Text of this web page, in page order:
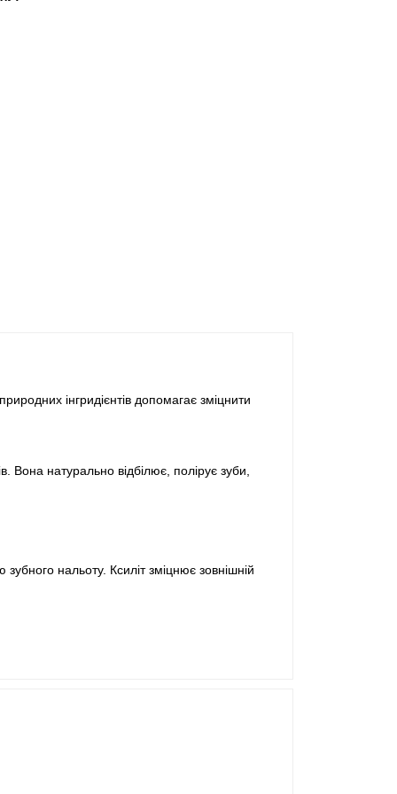
інгридієнтів допомагає зміцнити
Вона натурально відбілює, полірує зуби,
нальоту. Ксиліт зміцнює зовнішній